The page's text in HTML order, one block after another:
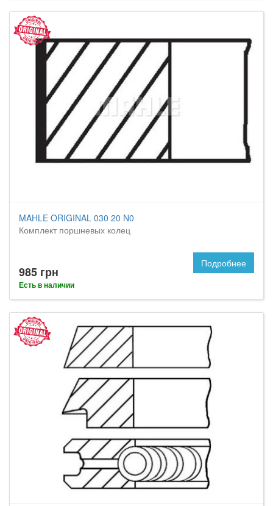
MAHLE ORIGINAL 030 20 N0
Комплект поршневых колец
985 грн
Есть в наличии
Подробнее